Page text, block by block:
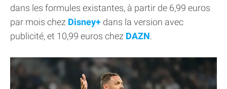
dans les formules existantes, à partir de 6,99 euros
par mois chez Disney+ dans la version avec
publicité, et 10,99 euros chez DAZN.